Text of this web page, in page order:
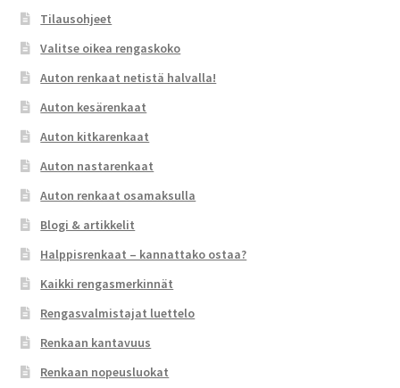
Tilausohjeet
Valitse oikea rengaskoko
Auton renkaat netistä halvalla!
Auton kesärenkaat
Auton kitkarenkaat
Auton nastarenkaat
Auton renkaat osamaksulla
Blogi & artikkelit
Halppisrenkaat – kannattako ostaa?
Kaikki rengasmerkinnät
Rengasvalmistajat luettelo
Renkaan kantavuus
Renkaan nopeusluokat